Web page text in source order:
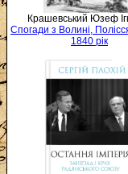
Крашевський Юзеф
Спогади з Волині,
1840 рік